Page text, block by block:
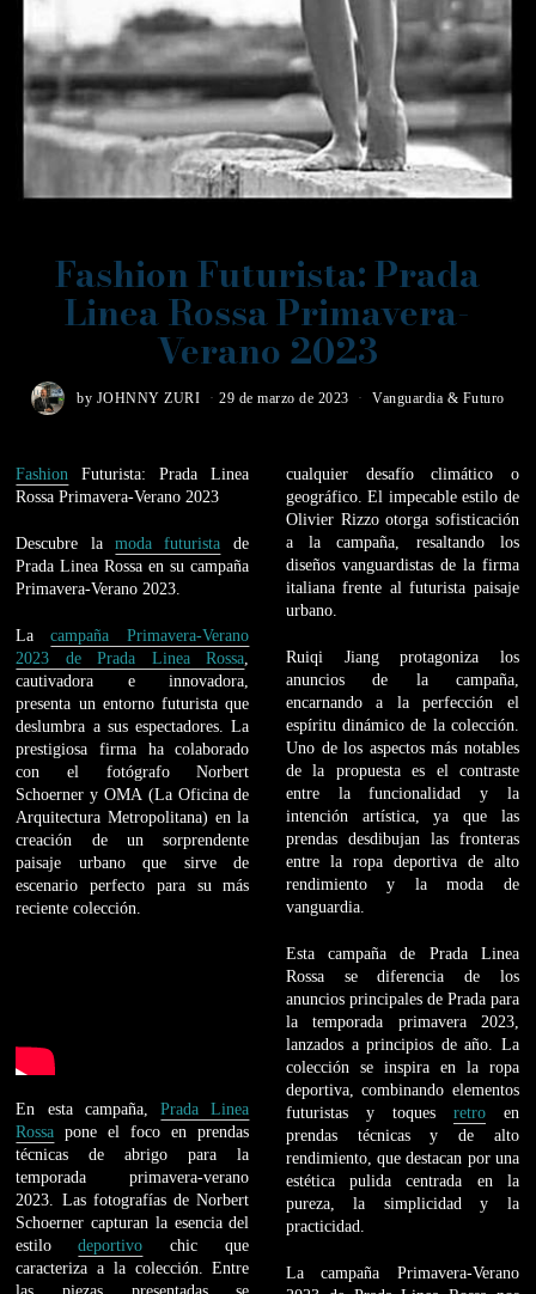
Fashion Futurista: Prada
Linea Rossa Primavera-
Verano 2023
by JOHNNY ZURI 29 de marzo de 2023 Vanguardia & Futuro
Fashion Futurista: Prada Linea
Rossa Primavera-Verano 2023
Descubre lamoda futurista de
Prada Linea Rossa en su campaña
Primavera-Verano 2023.
Lacampaña Primavera-Verano
2023 de Prada Linea Rossa
cautivadora e innovadora,
presenta un entorno futurista que
deslumbra a sus espectadores. La
prestigiosa firma ha colaborado
con el fotógrafo Norbert
Schoerner y OMA (La Oficina de
Arquitectura Metropolitana) en la
creación de un sorprendente
paisaje urbano que sirve de
escenario perfecto para su más
reciente colección.
En esta campaña,Prada Linea
Rossa pone el foco en prendas
técnicas de abrigo para la
temporada primavera-verano
2023. Las fotografías de Norbert
Schoerner capturan la esencia del
estilodeportivo chic que
caracteriza a la colección. Entre
cualquier desafío climático o
geográfico. El impecable estilo de
Olivier Rizzo otorga sofisticación
a la campaña, resaltando los
diseños vanguardistas de la firma
italiana frente al futurista paisaje
urbano.
Ruiqi Jiang protagoniza los
anuncios de la campaña,
encarnando a la perfección el
espíritu dinámico de la colección.
Uno de los aspectos más notables
de la propuesta es el contraste
entre la funcionalidad y la
intención artística, ya que las
prendas desdibujan las fronteras
entre la ropa deportiva de alto
rendimiento y la moda de
vanguardia.
Esta campaña de Prada Linea
Rossa se diferencia de los
anuncios principales de Prada para
la temporada primavera 2023,
lanzados a principios de año. La
colección se inspira en la ropa
deportiva, combinando elementos
futuristas y toques retroen
prendas técnicas y de alto
rendimiento, que destacan por una
estética pulida centrada en la
pureza, la simplicidad y la
practicidad.
La campaña Primavera-Verano